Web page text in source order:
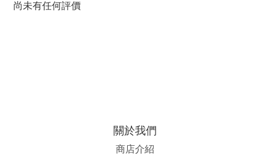
尚未有任何評價
關於我們
商店介紹